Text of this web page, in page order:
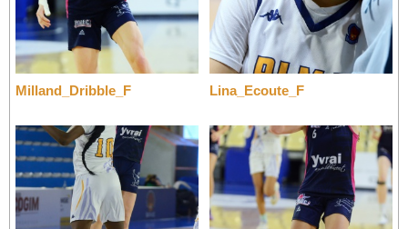
Milland_Dribble_F Lina_Ecoute_F